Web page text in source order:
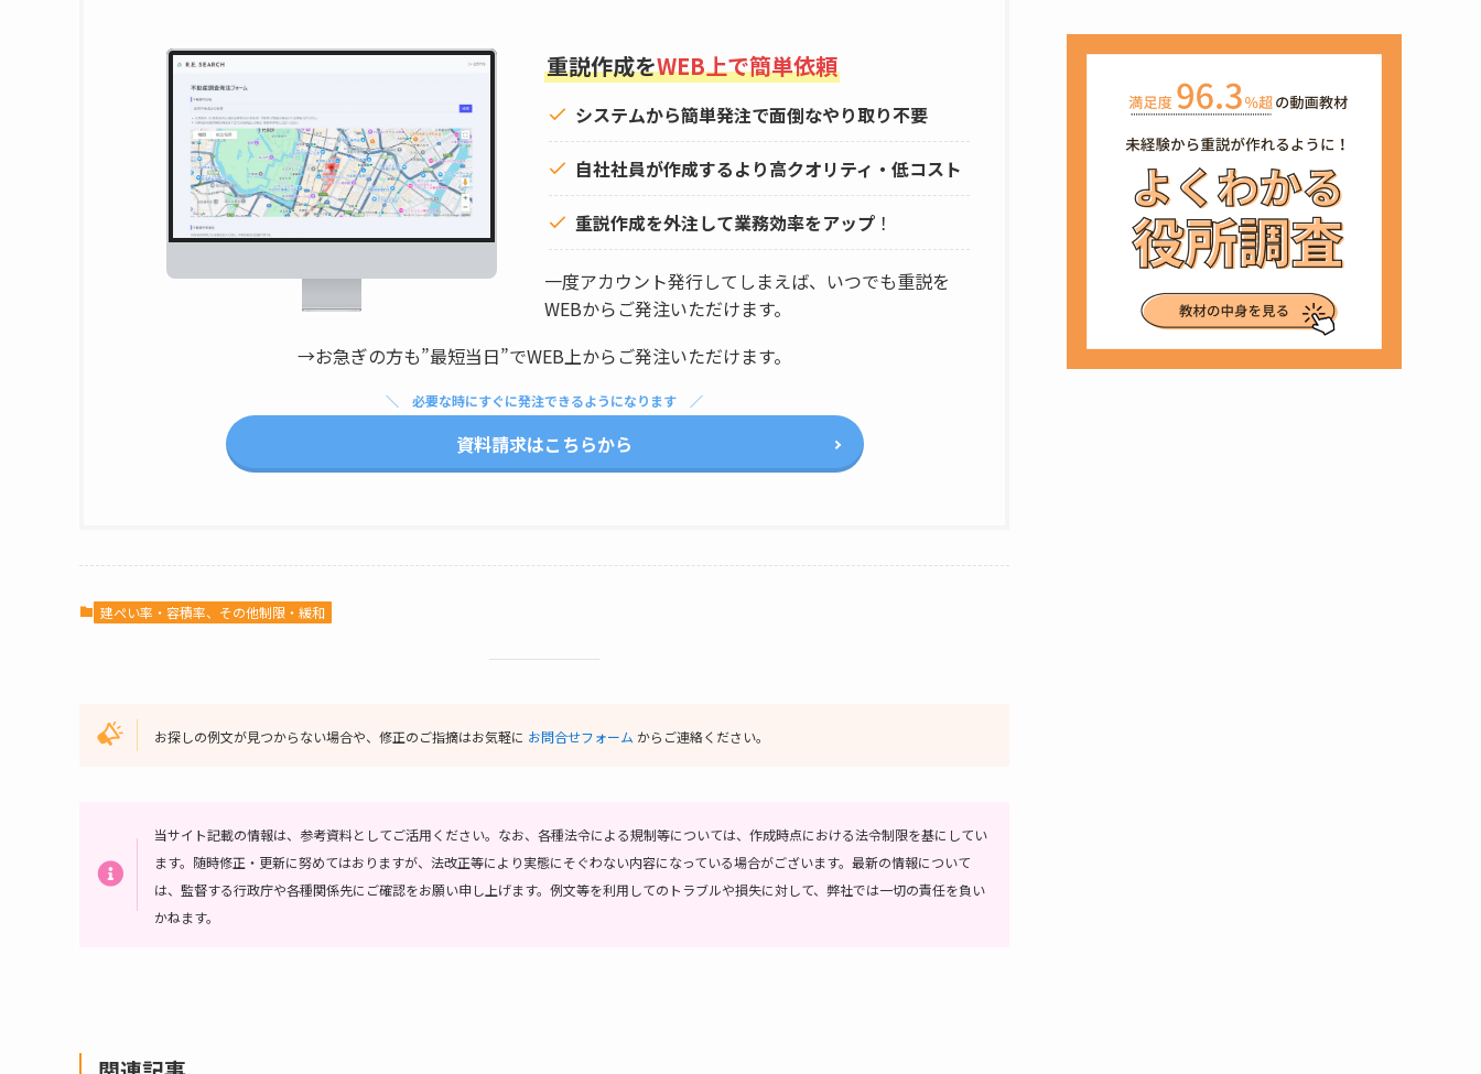
重説作成をWEB上で簡単依頼
システムから簡単発注で面倒なやり取り不要
自社社員が作成するより高クオリティ・低コスト
重説作成を外注して業務効率をアップ ！
一度アカウント発行してしまえば、いつでも重説を
WEBからご発注いただけます。
→お急ぎの方も”最短当日”でWEB上からご発注いただけます。
必要な時にすぐに発注できるようになります
資料請求はこちらから
建ぺい率・容積率、その他制限・緩和
お探しの例文が見つからない場合や、修正のご指摘はお気軽に お問合せフォーム からご連絡ください。
当サイト記載の情報は、参考資料としてご活用ください。 なお、各種法令による規制等については、作成時点における法令制限を基にしてい
ます。随時修正・更新に努めてはおりますが、法改正等により実態にそぐわない内容になっている場合がございます。最新の情報について
は、監督する行政庁や各種関係先にご確認をお願い申し上げます。 例文等を利用してのトラブルや損失に対して、弊社では一切の責任を負い
かねます。